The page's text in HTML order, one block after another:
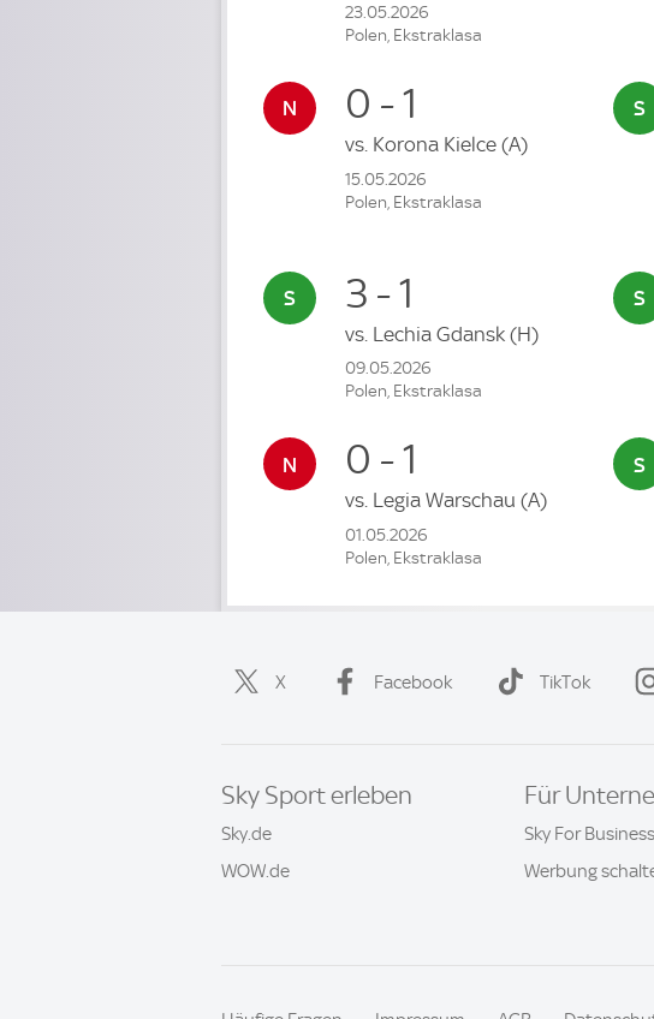
23.05.2026
Polen, Ekstraklasa
0 - 1
vs. Korona Kielce (A)
15.05.2026
Polen, Ekstraklasa
3 - 1
vs. Lechia Gdansk (H)
09.05.2026
Polen, Ekstraklasa
0 - 1
vs. Legia Warschau (A)
01.05.2026
Polen, Ekstraklasa
X Facebook TikTok
Sky Sport erleben
Sky.de
WOW.de
Für
Sky For Business
Werbung